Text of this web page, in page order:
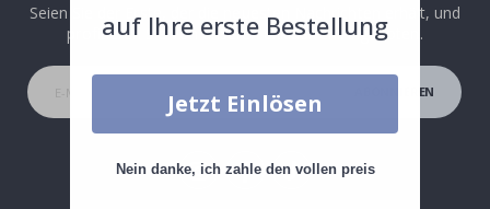
Seien Sie der Erste, der die neuesten Nachrichten erhält, und
profitieren Sie von unseren exklusiven Angeboten.
ABONNIEREN
auf Ihre erste Bestellung
Jetzt Einlösen
Nein danke, ich zahle den vollen preis